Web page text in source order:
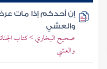
إن أحدكم إذا مات
والعشي
صحيح البخاري > كتاب
والعشي